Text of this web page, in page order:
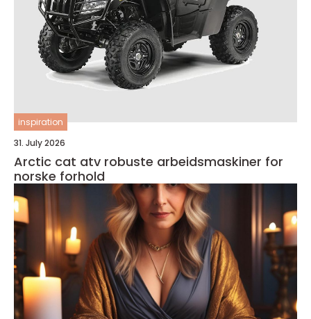
inspiration
31. July 2026
Arctic cat atv robuste arbeidsmaskiner for
norske forhold